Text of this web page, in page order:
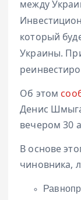
между
который
Украины.
Об этом
Денис
вечером 30
В основе
чиновника,